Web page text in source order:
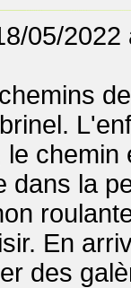
05/2022
dans la
En
des